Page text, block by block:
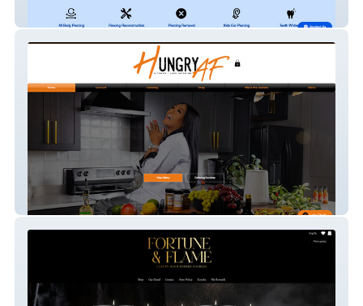
Trinkets
HungryAF Kitchen | Luxe Catering